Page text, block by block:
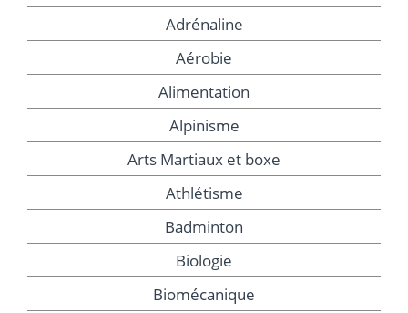
Adrénaline
Aérobie
Alimentation
Alpinisme
Arts Martiaux et boxe
Athlétisme
Badminton
Biologie
Biomécanique